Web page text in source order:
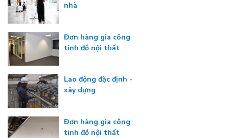
nhà
Đơn hàng gia công
tinh đồ nội thất
Lao động đặc định -
xây dựng
Đơn hàng gia công
tinh đồ nội thất